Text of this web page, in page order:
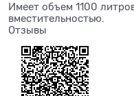
Имеет объем 1100
вместительностью.
Отзывы